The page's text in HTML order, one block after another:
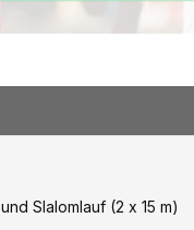
Slalomlauf (2 x 15 m)